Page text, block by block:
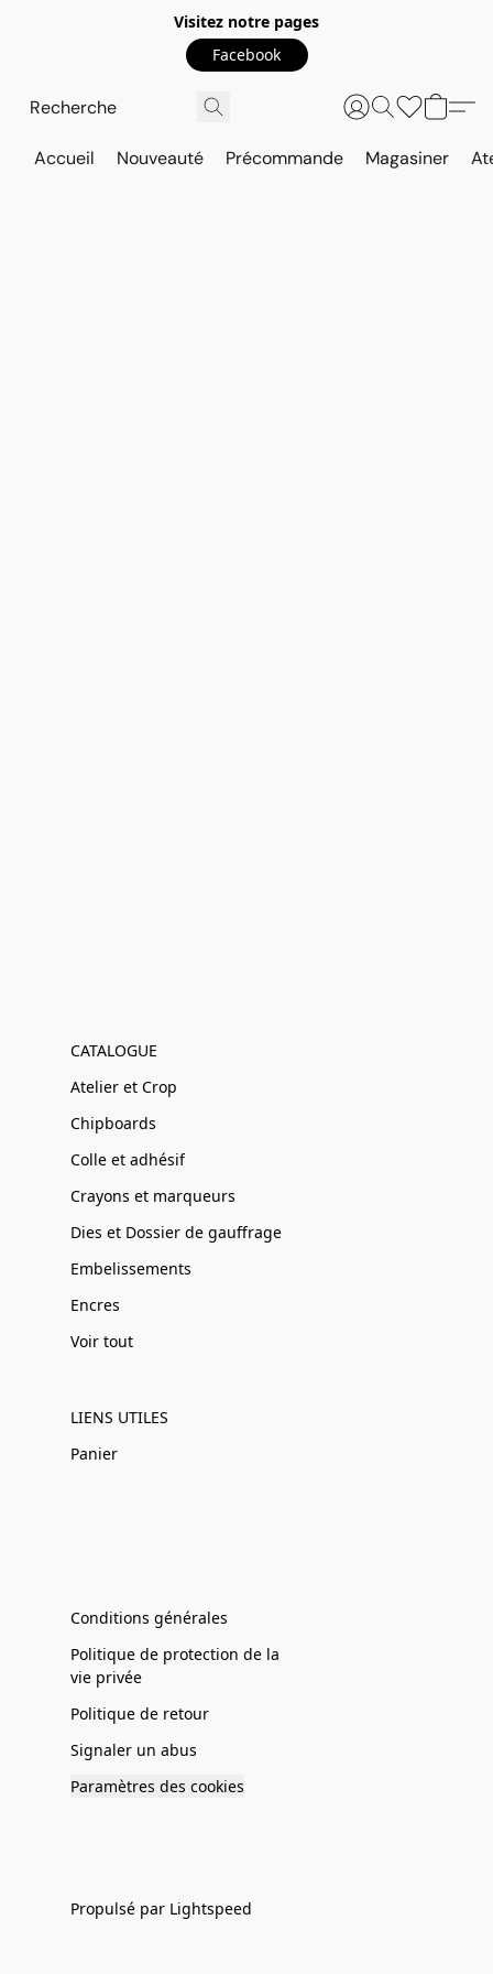
Visitez notre pages
Facebook
Accueil Nouveauté Précommande Magasiner
CATALOGUE
Atelier et Crop
Chipboards
Colle et adhésif
Crayons et marqueurs
Dies et Dossier de gauffrage
Embelissements
Encres
Voir tout
LIENS UTILES
Panier
Conditions générales
Politique de protection de la
vie privée
Politique de retour
Signaler un abus
Paramètres des cookies
Propulsé par Lightspeed